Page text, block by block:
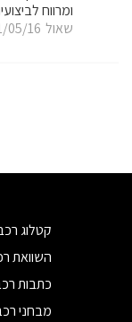
שאול 05/16
ומרווח
קטלוג
השוואת
כתבות
מבחני